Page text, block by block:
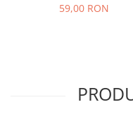
59,00 RON